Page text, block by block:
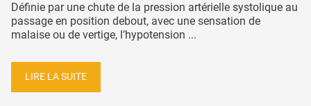
Définie par une chute de la pression artérielle systolique au
passage en position debout, avec une sensation de
malaise ou de vertige, l’hypotension ...
LIRE LA SUITE